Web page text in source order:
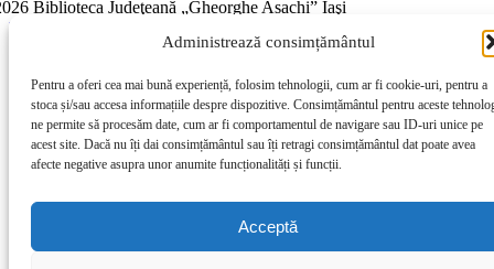
Administrează consimțământul
Pentru a oferi cea mai bună experiență, folosim tehnologii, cum ar fi cookie-uri, pentru a
stoca și/sau accesa informațiile despre dispozitive. Consimțământul pentru aceste
ne permite să procesăm date, cum ar fi comportamentul de navigare sau ID-uri unice pe
acest site. Dacă nu îți dai consimțământul sau îți retragi consimțământul dat poate avea
afecte negative asupra unor anumite funcționalități și funcții.
Acceptă
Biblioteca Judeţeană „Gheorghe Asachi” Iaşi
Page load link